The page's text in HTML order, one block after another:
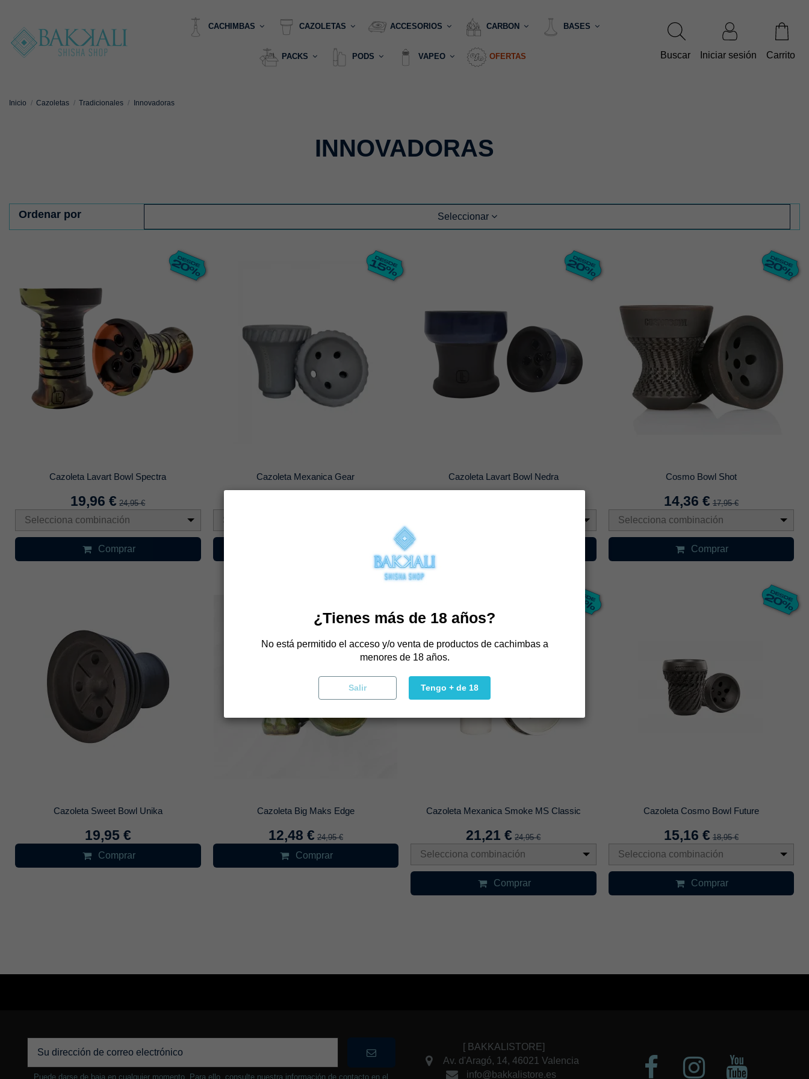
CACHIMBAS CAZOLETAS ACCESORIOS CARBON BASES
PACKS PODS VAPEO OFERTAS Buscar Iniciar sesión Carrito
Inicio Cazoletas Tradicionales Innovadoras
INNOVADORAS
Ordenar por Seleccionar
Cazoleta Lavart Bowl Spectra
19,96 € 24,95 €
Selecciona combinación
Comprar
Cazoleta Mexanica Gear
Selecciona combinación
Cazoleta Lavart Bowl Nedra Cosmo Bowl Shot
14,36 € 17,95 €
Selecciona combinación
Comprar
Cazoleta Sweet Bowl Unika
19,95 €
Comprar
Cazoleta Big Maks Edge
12,48 € 24,95 €
Comprar
Cazoleta Mexanica Smoke MS Classic
21,21 € 24,95 €
Selecciona combinación
Comprar
Cazoleta Cosmo Bowl Future
15,16 € 18,95 €
Selecciona combinación
Comprar
¿Tienes más de 18 años?
No está permitido el acceso y/o venta de productos de cachimbas a
menores de 18 años.
Salir Tengo + de 18
Puede darse de baja en cualquier momento. Para ello, consulte nuestra información de contacto en el
[ BAKKALISTORE]
Av. d'Aragó, 14, 46021 Valencia
info@bakkalistore.es